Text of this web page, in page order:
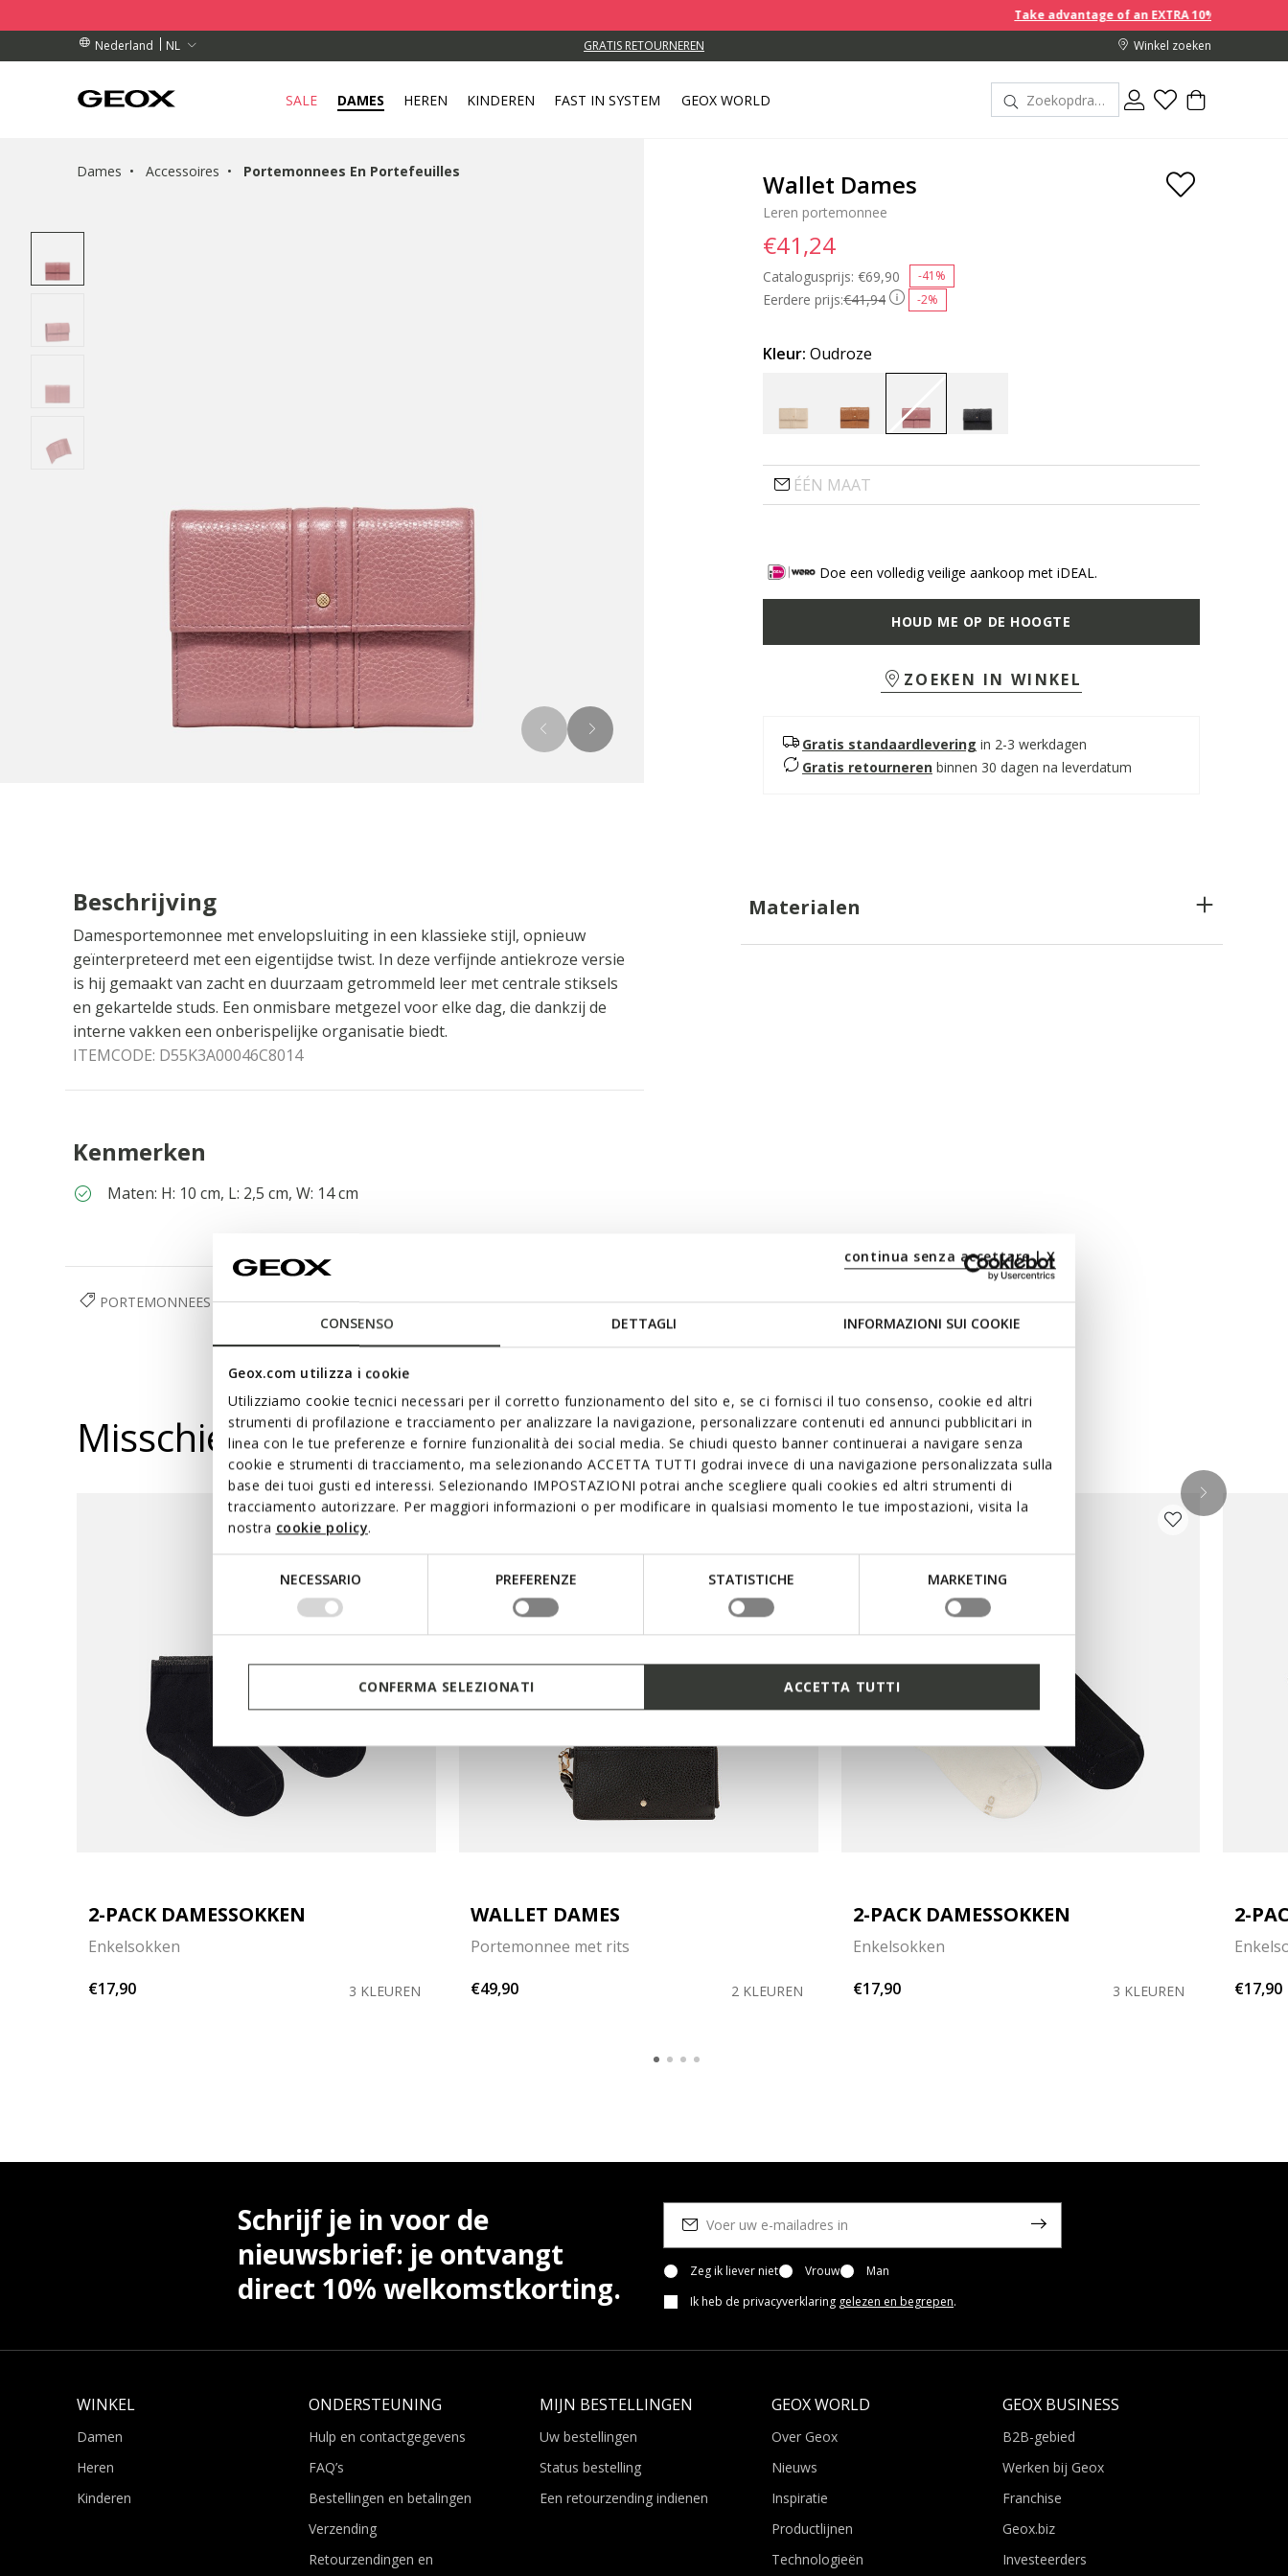
CONSENSO DETTAGLI INFORMAZIONI SUI COOKIE
Geox.com utilizza i cookie
Utilizziamo cookie tecnici necessari per il corretto funzionamento del sito e, se ci fornisci il tuo consenso, cookie ed altri
strumenti di profilazione e tracciamento per analizzare la navigazione, personalizzare contenuti ed annunci pubblicitari in
linea con le tue preferenze e fornire funzionalità dei social media. Se chiudi questo banner continuerai a navigare senza
cookie e strumenti di tracciamento, ma selezionando ACCETTA TUTTI godrai invece di una navigazione personalizzata sulla
base dei tuoi gusti ed interessi. Selezionando IMPOSTAZIONI potrai anche scegliere quali cookies ed altri strumenti di
tracciamento autorizzare. Per maggiori informazioni o per modificare in qualsiasi momento le tue impostazioni, visita la
nostra cookie policy.
NECESSARIO PREFERENZE STATISTICHE MARKETING
continua senza accettare | X
CONFERMA SELEZIONATI ACCETTA TUTTI
Take advantage of an EXTRA 10% off discount prices
Nederland
NL
BOVEN € 89,00 GRATIS RETOURNEREN
IN DE BUURT.
BOVEN € 89,00 Winkel zoeken
SALE DAMES HEREN KINDEREN FAST IN SYSTEM GEOX WORLD
Dames Accessoires Portemonnees En Portefeuilles Wallet Dames
Leren portemonnee
Eerdere prijs:€41,94 -2%
Catalogusprijs: Price reduced from
€69,90 -41%
€41,24
Kleur: Oudroze
ÉÉN MAAT
Doe een volledig veilige aankoop met iDEAL.
HOUD ME OP DE HOOGTE
ZOEKEN IN WINKEL
Gratis standaardlevering in 2-3 werkdagen
Gratis retourneren binnen 30 dagen na leverdatum
Beschrijving
Damesportemonnee met envelopsluiting in een klassieke stijl, opnieuw
geïnterpreteerd met een eigentijdse twist. In deze verfijnde antiekroze versie
is hij gemaakt van zacht en duurzaam getrommeld leer met centrale stiksels
en gekartelde studs. Een onmisbare metgezel voor elke dag, die dankzij de
interne vakken een onberispelijke organisatie biedt.
ITEMCODE: D55K3A00046C8014
Kenmerken
Maten: H: 10 cm, L: 2,5 cm, W: 14 cm
Materialen
PORTEMONNEES EN PORTEFEUILLES ACCESSOIRES DAMES
Misschien vindt u dit ook leuk Onlangs bekeken
2-PACK DAMESSOKKEN
Enkelsokken
€17,90
3 KLEUREN
WALLET DAMES
Portemonnee met rits
€49,90
2 KLEUREN
2-PACK DAMESSOKKEN
Enkelsokken
€17,90
3 KLEUREN
2-
€17,90
Schrijf je in voor de
nieuwsbrief: je ontvangt
direct 10% welkomstkorting.
Zeg ik liever niet Vrouw
Man
Ik heb de privacyverklaring gelezen en begrepen.
WINKEL
Damen
Heren
Kinderen
ONDERSTEUNING
Hulp en contactgegevens
FAQ’s
Bestellingen en betalingen
Verzending
Retourzendingen en
MIJN BESTELLINGEN
Uw bestellingen
Status bestelling
Een retourzending indienen
GEOX WORLD
Over Geox
Nieuws
Inspiratie
Productlijnen
Technologieën
GEOX BUSINESS
B2B-gebied
Werken bij Geox
Franchise
Geox.biz
Investeerders